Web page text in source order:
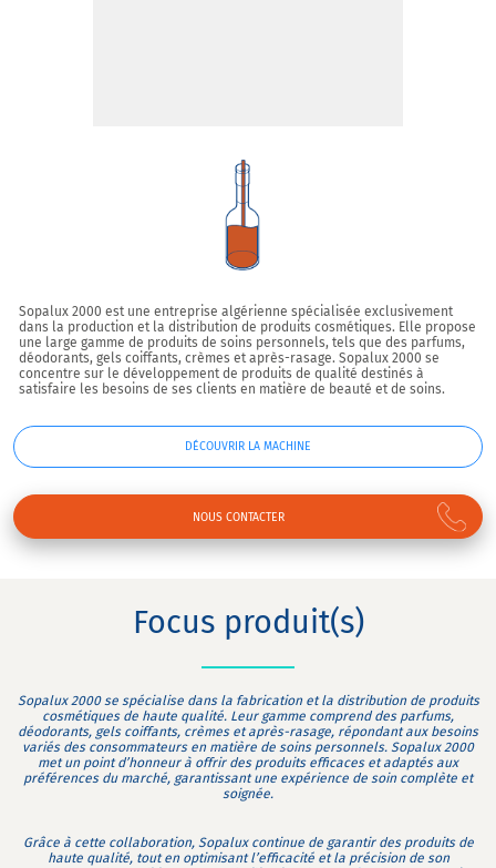
Sopalux 2000 est une entreprise algérienne spécialisée exclusivement
dans la production et la distribution de produits cosmétiques. Elle propose
une large gamme de produits de soins personnels, tels que des parfums,
déodorants, gels coiffants, crèmes et après-rasage. Sopalux 2000 se
concentre sur le développement de produits de qualité destinés à
satisfaire les besoins de ses clients en matière de beauté et de soins.
DÉCOUVRIR LA MACHINE
NOUS CONTACTER
Focus produit(s)
Sopalux 2000 se spécialise dans la fabrication et la distribution de produits
cosmétiques de haute qualité. Leur gamme comprend des parfums,
déodorants, gels coiffants, crèmesetaprès-rasage, répondant aux besoins
variés des consommateurs en matière de soins personnels. Sopalux 2000
met un point d’honneur à offrir des produits efficaces et adaptés aux
préférences du marché, garantissant une expérience de soin complète et
soignée.
Grâce à cette collaboration, Sopalux continue de garantir des produits de
haute qualité, tout en optimisant l’efficacité et la précision de son